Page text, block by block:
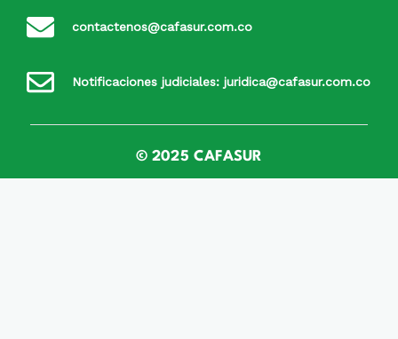
contactenos@cafasur.com.co
Notificaciones judiciales: juridica@cafasur.com.co
© 2025 CAFASUR